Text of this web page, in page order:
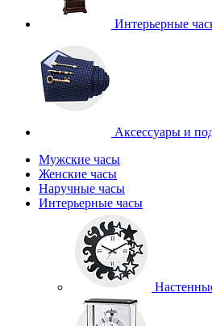
Интерьерные
Аксессуары и
Мужские часы
Женские часы
Наручные часы
Интерьерные часы